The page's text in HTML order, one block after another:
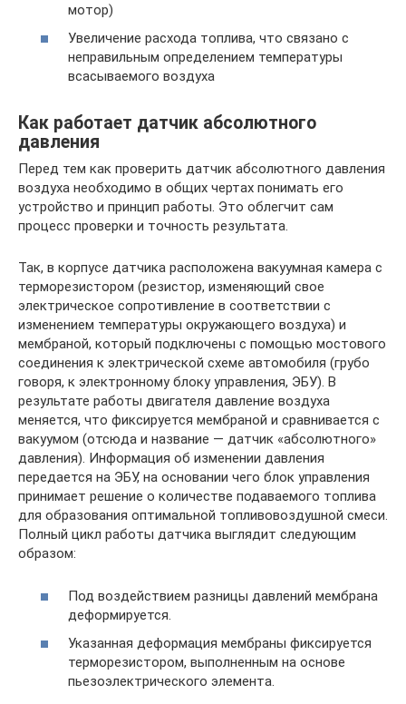
мотор)
Увеличение расхода топлива, что связано с
неправильным определением температуры
всасываемого воздуха
Как работает датчик абсолютного
давления
Перед тем как проверить датчик абсолютного давления
воздуха необходимо в общих чертах понимать его
устройство и принцип работы. Это облегчит сам
процесс проверки и точность результата.
Так, в корпусе датчика расположена вакуумная камера с
терморезистором (резистор, изменяющий свое
электрическое сопротивление в соответствии с
изменением температуры окружающего воздуха) и
мембраной, который подключены с помощью мостового
соединения к электрической схеме автомобиля (грубо
говоря, к электронному блоку управления, ЭБУ). В
результате работы двигателя давление воздуха
меняется, что фиксируется мембраной и сравнивается с
вакуумом (отсюда и название — датчик «абсолютного»
давления). Информация об изменении давления
передается на ЭБУ, на основании чего блок управления
принимает решение о количестве подаваемого топлива
для образования оптимальной топливовоздушной смеси.
Полный цикл работы датчика выглядит следующим
образом:
Под воздействием разницы давлений мембрана
деформируется.
Указанная деформация мембраны фиксируется
терморезистором, выполненным на основе
пьезоэлектрического элемента.